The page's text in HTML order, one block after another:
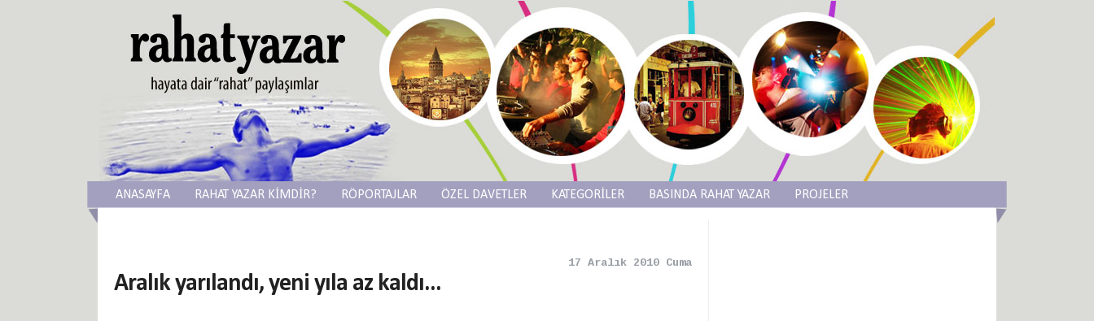
ANASAYFA RAHAT YAZAR KİMDİR? RÖPORTAJLAR ÖZEL DAVETLER KATEGORİLER BASINDA RAHAT YAZAR PROJELER
17 Aralık 2010 Cuma
Aralık yarılandı, yeni yıla az kaldı...